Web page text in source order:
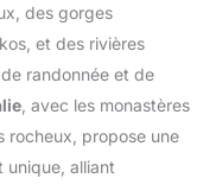
des gorges
et des rivières
randonnée et de
, avec les monastères
rocheux, propose une
alliant